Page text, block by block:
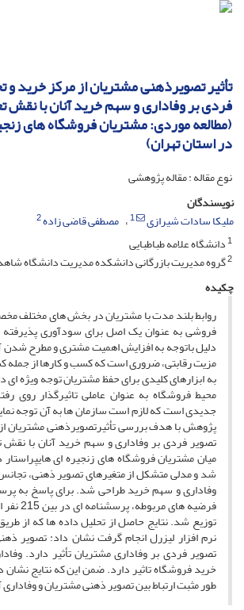
تأثیر تصویرذهنی مشتریان از مرکز خرید
فردی بر وفاداری و سهم خرید آنان با نقش
(مطالعه موردی: مشتریان فروشگاه های
در استان تهران)
نوع مقاله : مقاله پژوهشی
نویسندگان
ملیکا سادات شیرازی
1 مصطفی قاضی زاده2
1دانشگاه علامه طباطبایی
2گروه مدیریت بازرگانی دانشکده مدیریت دانشگاه
چکیده
روابط بلند مدت با مشتریان در بخش های مختلف
فروشی به عنوان یک اصل برای سودآوری
دلیل باتوجه به افزایش اهمیت مشتری و مطرح شدن
مزیت رقابتی، ضروری است که کسب و کارها از جمله
به ابزارهای کلیدی برای حفظ مشتریان توجه ویژه
محیط فروشگاه به عنوان عاملی تاثیرگذار روی
جدیدی است که لازم است سازمان ها به آن توجه
پژوهش با هدف بررسی تأثیرتصویرذهنی مشتریان
تصویر فردی بر وفاداری و سهم خرید آنان با
میان مشتریان فروشگاه های زنجیره ای هایپراستار
شد و مدلی متشکل از متغیرهای تصویر ذهنی،
وفاداری و سهم خرید طراحی شد. برای پاسخ به
فرضیه
توزیع شد. نتایج حاصل از تحلیل داده ها که از
نرم افزار لیزرل انجام گرفت نشان داد: تصویر
تصویر فردی بر وفاداری مشتریان تأثیر دارد.
خرید فروشگاه تاثیر دارد. ضمن این که نتایج
طور مثبت ارتباط بین تصویر ذهنی مشتریان و